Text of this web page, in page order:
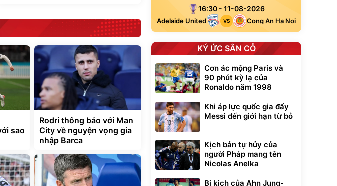
sao
Rodri thông báo với Man
City về nguyện vọng gia
nhập Barca
16:30 - 11-08-2026
Adelaide United VS Cong An Ha Noi
KÝ ỨC SÂN CỎ
Cơn ác mộng Paris và
90 phút kỳ lạ của
Ronaldo năm 1998
Khi áp lực quốc gia đẩy
Messi đến giới hạn từ bỏ
Kịch bản tự hủy của
người Pháp mang tên
Nicolas Anelka
Bi kịch của Ahn Jung-